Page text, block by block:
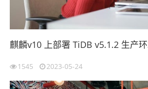
麒麟v10 上部署 TiDB v5.1.2 生产
1545 2023-05-24